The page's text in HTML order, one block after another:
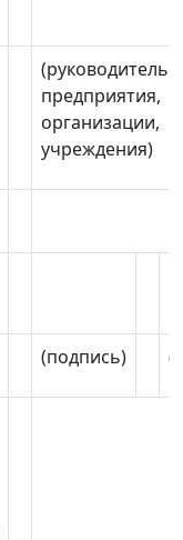
(руководитель
предприятия,
организации,
учреждения)
(подпись)